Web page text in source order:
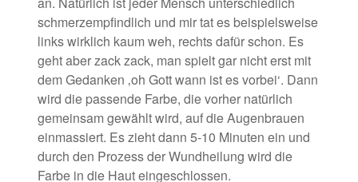
schmerzempfindlich und mir tat es beispielsweise
links wirklich kaum weh, rechts dafür schon. Es
geht aber zack zack, man spielt gar nicht erst mit
dem Gedanken ‚oh Gott wann ist es vorbei‘. Dann
wird die passende Farbe, die vorher natürlich
gemeinsam gewählt wird, auf die Augenbrauen
einmassiert. Es zieht dann 5-10 Minuten ein und
durch den Prozess der Wundheilung wird die
Farbe in die Haut eingeschlossen.